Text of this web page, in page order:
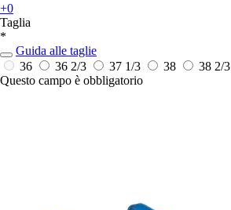
+0
Taglia
*
Guida alle taglie
36
36 2/3 37 1/3 38
38 2/3
Questo campo è obbligatorio